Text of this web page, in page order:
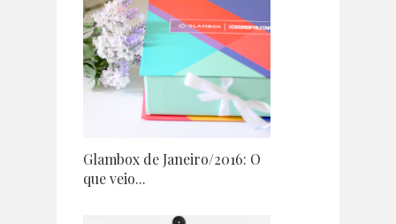
Glambox de Janeiro/2016: O
que veio...